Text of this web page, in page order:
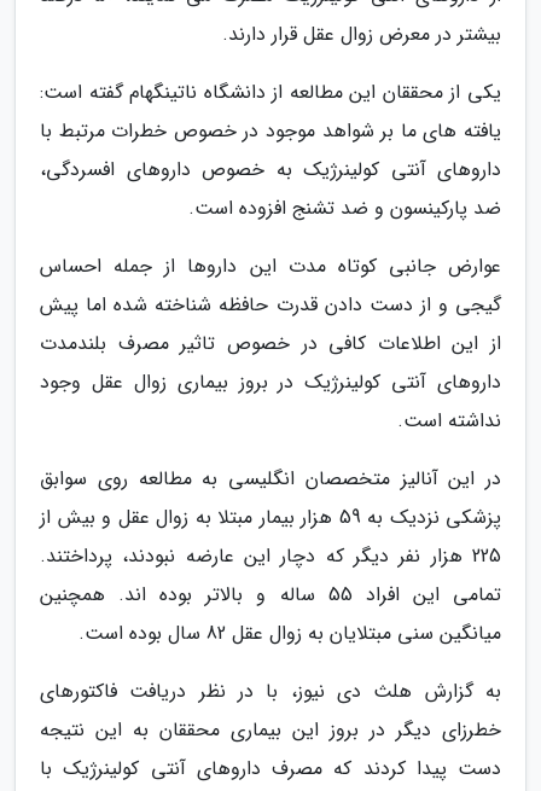
بیشتر در معرض زوال عقل قرار دارند.
یکی از محققان این مطالعه از دانشگاه ناتینگهام گفته است:
یافته های ما بر شواهد موجود در خصوص خطرات مرتبط با
داروهای آنتی کولینرژیک به خصوص داروهای افسردگی،
ضد پارکینسون و ضد تشنج افزوده است.
عوارض جانبی کوتاه مدت این داروها از جمله احساس
گیجی و از دست دادن قدرت حافظه شناخته شده اما پیش
از این اطلاعات کافی در خصوص تاثیر مصرف بلندمدت
داروهای آنتی کولینرژیک در بروز بیماری زوال عقل وجود
نداشته است.
در این آنالیز متخصصان انگلیسی به مطالعه روی سوابق
پزشکی نزدیک به 59 هزار بیمار مبتلا به زوال عقل و بیش از
225 هزار نفر دیگر که دچار این عارضه نبودند، پرداختند.
تمامی این افراد 55 ساله و بالاتر بوده اند. همچنین
میانگین سنی مبتلایان به زوال عقل 82 سال بوده است.
به گزارش هلث دی نیوز، با در نظر دریافت فاکتورهای
خطرزای دیگر در بروز این بیماری محققان به این نتیجه
دست پیدا کردند که مصرف داروهای آنتی کولینرژیک با